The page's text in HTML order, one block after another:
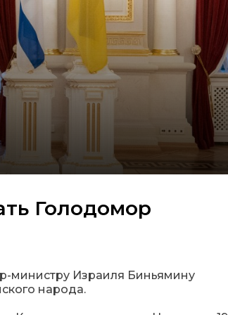
Голодомор
министру Израиля Биньямину
народа.